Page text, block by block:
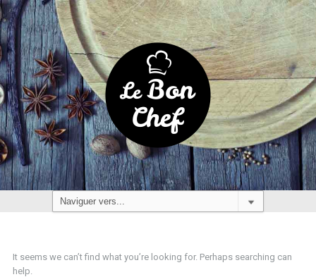
It seems we can’t find what you’re looking for. Perhaps searching can
help.